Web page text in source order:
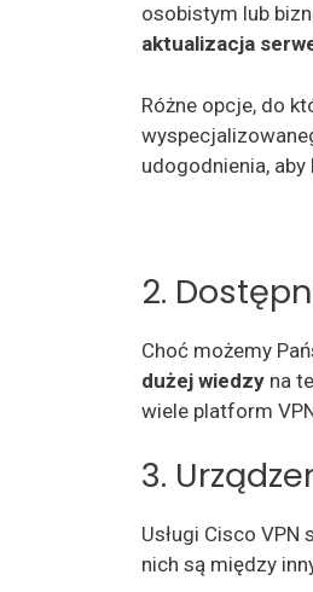
osobistym lub
aktualizacja
Różne opcje, do
udogodnienia, aby
2.
Choć możemy
dużej wiedzy na
wiele platform
3.
Usługi Cisco
nich są między